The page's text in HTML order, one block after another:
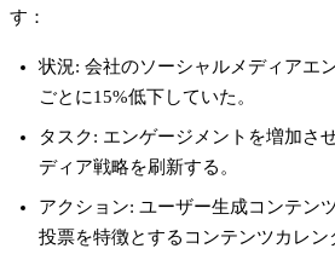
す：
状況: 会社のソーシャルメディアエ
ごとに15%低下していた。
タスク: エンゲージメントを増加さ
ディア戦略を刷新する。
アクション: ユーザー生成コンテン
投票を特徴とするコンテンツカレン